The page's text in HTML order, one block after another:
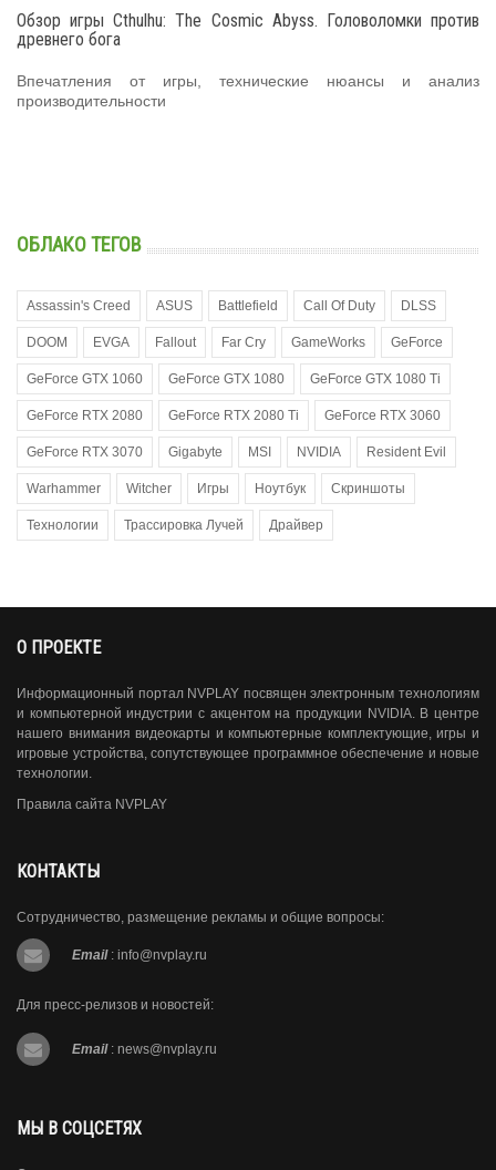
Обзор игры Cthulhu: The Cosmic Abyss. Головоломки против
древнего бога
Впечатления от игры, технические нюансы и анализ
производительности
ОБЛАКО ТЕГОВ
Assassin's Creed ASUS Battlefield Call Of Duty DLSS
DOOM EVGA Fallout Far Cry GameWorks GeForce
GeForce GTX 1060 GeForce GTX 1080 GeForce GTX 1080 Ti
GeForce RTX 2080 GeForce RTX 2080 Ti GeForce RTX 3060
GeForce RTX 3070 Gigabyte MSI NVIDIA Resident Evil
Warhammer Witcher Игры Ноутбук Скриншоты
Технологии Трассировка Лучей Драйвер
О ПРОЕКТЕ
Информационный портал NVPLAY посвящен электронным технологиям
и компьютерной индустрии с акцентом на продукции NVIDIA. В центре
нашего внимания видеокарты и компьютерные комплектующие, игры и
игровые устройства, сопутствующее программное обеспечение и новые
технологии.
Правила сайта NVPLAY
КОНТАКТЫ
Сотрудничество, размещение рекламы и общие вопросы:
Email : info@nvplay.ru
Для пресс-релизов и новостей:
Email : news@nvplay.ru
МЫ В СОЦСЕТЯХ